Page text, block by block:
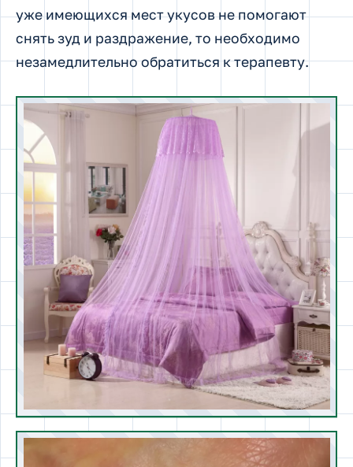
уже имеющихся мест укусов не помогают
снять зуд и раздражение, то необходимо
незамедлительно обратиться к терапевту.